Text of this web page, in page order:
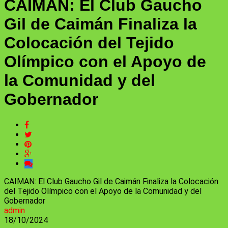
CAIMAN: El Club Gaucho
Gil de Caimán Finaliza la
Colocación del Tejido
Olímpico con el Apoyo de
la Comunidad y del
Gobernador
CAIMAN: El Club Gaucho Gil de Caimán Finaliza la Colocación
del Tejido Olímpico con el Apoyo de la Comunidad y del
Gobernador
admin
18/10/2024